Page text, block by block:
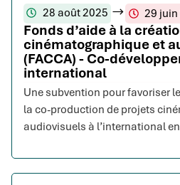
28 août 2025 29 juin
Fonds d’aide à la
cinématographique et
(FACCA) - Co-
international
Une subvention pour favoriser
la co-production de projets
audiovisuels à l’international